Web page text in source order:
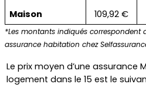
Maison 109,92 €
*Les montants indiqués correspondent
assurance habitation chez
Le prix moyen d’une assurance
logement dans le 15 est le